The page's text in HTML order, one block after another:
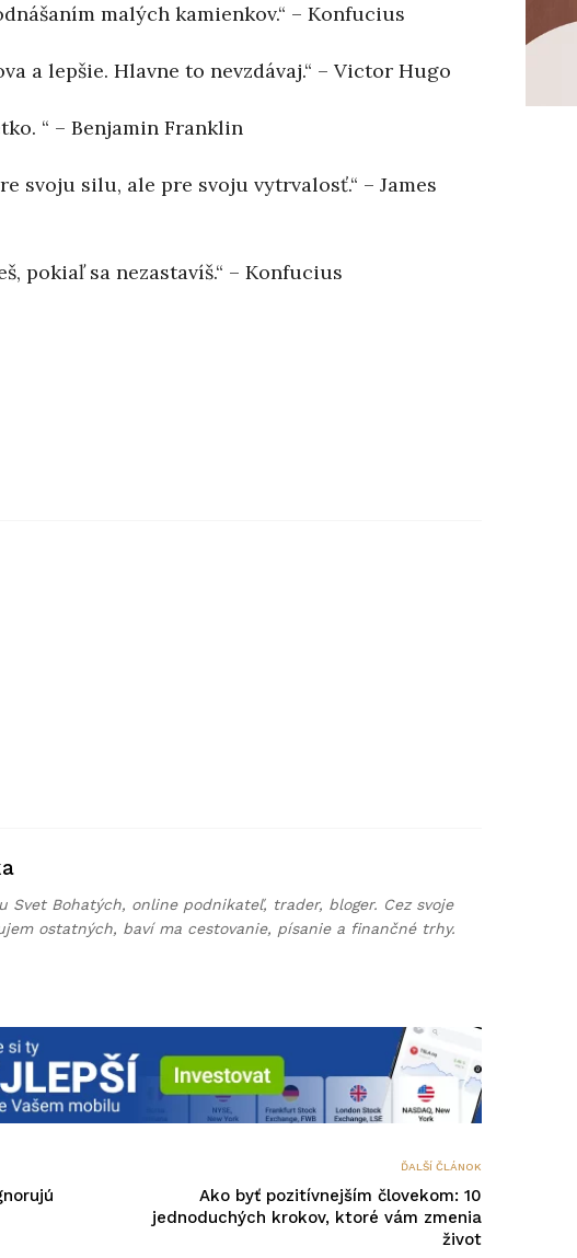
malých kamienkov.“ – Konfucius
a lepšie. Hlavne to nevzdávaj.“ – Victor Hugo
“ – Benjamin Franklin
svoju silu, ale pre svoju vytrvalosť.“ – James
pokiaľ sa nezastavíš.“ – Konfucius
Svet Bohatých, online podnikateľ, trader, bloger. Cez svoje
ostatných, baví ma cestovanie, písanie a finančné trhy.
ĎALŠÍ ČLÁNOK
Ako byť pozitívnejším človekom: 10
jednoduchých krokov, ktoré vám zmenia
život